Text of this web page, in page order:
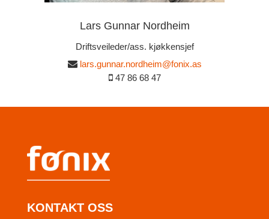
Lars Gunnar Nordheim
Driftsveileder/ass. kjøkkensjef
47 86 68 47
lars.gunnar.nordheim@fonix.as
KONTAKT OSS